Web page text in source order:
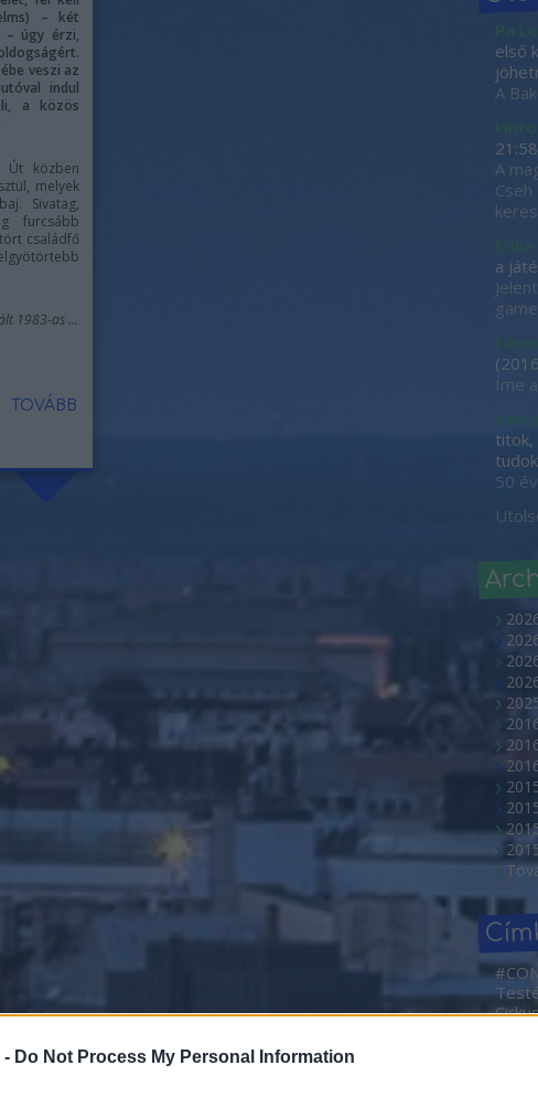
- Do Not Process My Personal Information
– két
– úgy érzi,
veszi az
indul
a közös
Út közben
melyek
Sivatag,
furcsább
családfő
1983-as ...
TOVÁBB
első
A
21:58
A
a
(
Íme
titok,
50